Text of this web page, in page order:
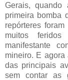
Gerais, quando
primeira bomba
repórteres
muitos
manifestante
mineiro. E agora
das principais
sem contar as